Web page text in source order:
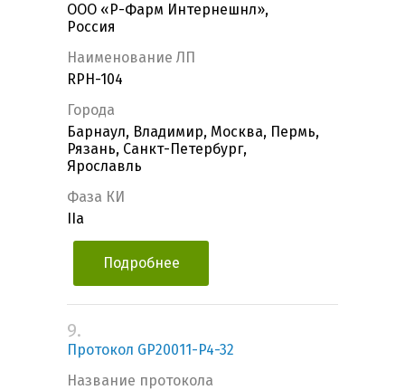
ООО «Р-Фарм Интернешнл»,
Россия
Наименование ЛП
RPH-104
Города
Барнаул, Владимир, Москва, Пермь,
Рязань, Санкт-Петербург,
Ярославль
Фаза КИ
IIa
Подробнее
9.
Протокол GP20011-P4-32
Название протокола